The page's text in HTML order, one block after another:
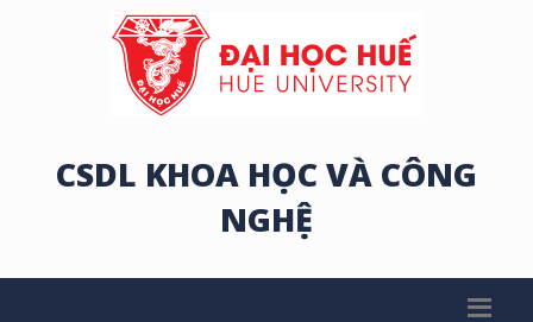
CSDL KHOA HỌC VÀ CÔNG
NGHỆ